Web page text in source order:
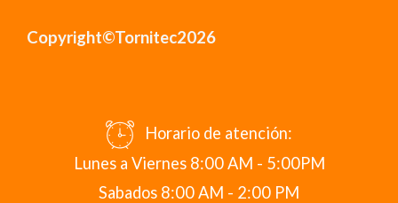
Copyright©Tornitec2026
Horario de atención:
Lunes a Viernes 8:00 AM - 5:00PM
Sabados 8:00 AM - 2:00 PM